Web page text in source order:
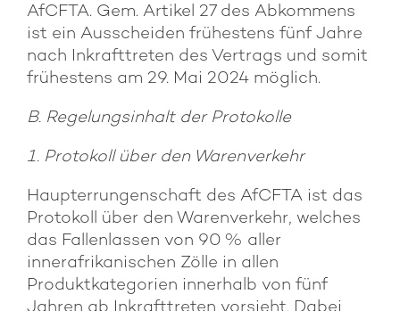
AfCFTA. Gem. Artikel 27 des Abkommens
ist ein Ausscheiden frühestens fünf Jahre
nach Inkrafttreten des Vertrags und somit
frühestens am 29. Mai 2024 möglich.
B. Regelungsinhalt der Protokolle
1. Protokoll über den Warenverkehr
Haupterrungenschaft des AfCFTA ist das
Protokoll über den Warenverkehr, welches
das Fallenlassen von 90 % aller
innerafrikanischen Zölle in allen
Produktkategorien innerhalb von fünf